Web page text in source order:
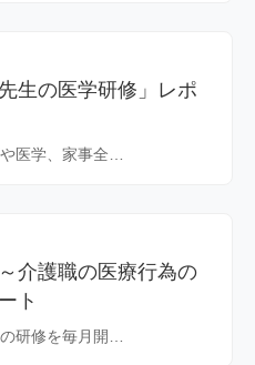
生の医学研修」レポ
医学、家事全…
介護職の医療行為の
ト
研修を毎月開…